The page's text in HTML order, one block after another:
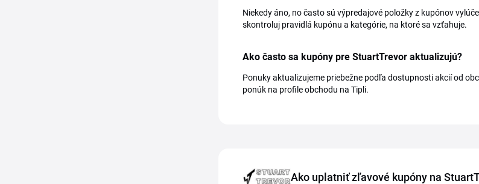
Niekedy áno, no často sú výpredajové položky z kupónov
skontroluj pravidlá kupónu a kategórie, na ktoré sa vzťahuje.
Ako často sa kupóny pre StuartTrevor aktualizujú?
Ponuky aktualizujeme priebežne podľa dostupnosti akcií od
ponúk na profile obchodu na Tipli.
Ako uplatniť zľavové kupóny na